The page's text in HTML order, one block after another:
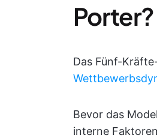
Porter?
Das Fünf-
Bevor das
interne